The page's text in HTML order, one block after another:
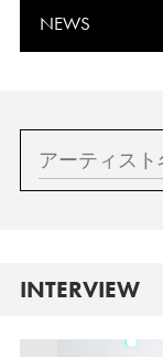
NEWS
INTERVIEW